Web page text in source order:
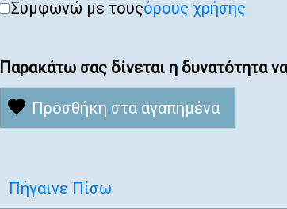
Συμφωνώ με τουςόρους χρήσης
Παρακάτω σας δίνεται η δυνατότητα
Προσθήκη στα αγαπημένα
Πήγαινε Πίσω